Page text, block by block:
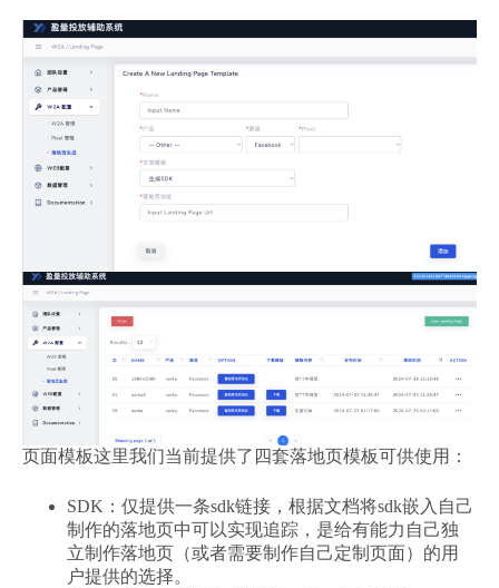
页面模板这里我们当前提供了四套落地页模板可供使用：
SDK：仅提供一条sdk链接，根据文档将sdk嵌入自己
制作的落地页中可以实现追踪，是给有能力自己独
立制作落地页（或者需要制作自己定制页面）的用
户提供的选择。